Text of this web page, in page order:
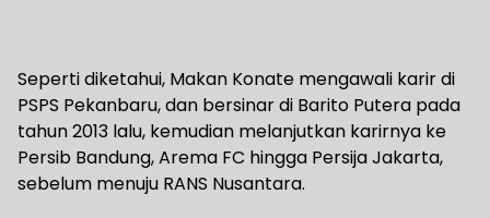
Seperti diketahui, Makan Konate mengawali karir di
PSPS Pekanbaru, dan bersinar di Barito Putera pada
tahun 2013 lalu, kemudian melanjutkan karirnya ke
Persib Bandung, Arema FC hingga Persija Jakarta,
sebelum menuju RANS Nusantara.